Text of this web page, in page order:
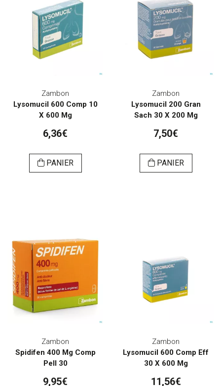
Zambon
Lysomucil 600 Comp 10
X 600 Mg
6,36€
PANIER
Zambon
Lysomucil 200 Gran
Sach 30 X 200 Mg
7,50€
PANIER
Zambon
Spidifen 400 Mg Comp
Pell 30
9,95€
Zambon
Lysomucil 600 Comp Eff
30 X 600 Mg
11,56€